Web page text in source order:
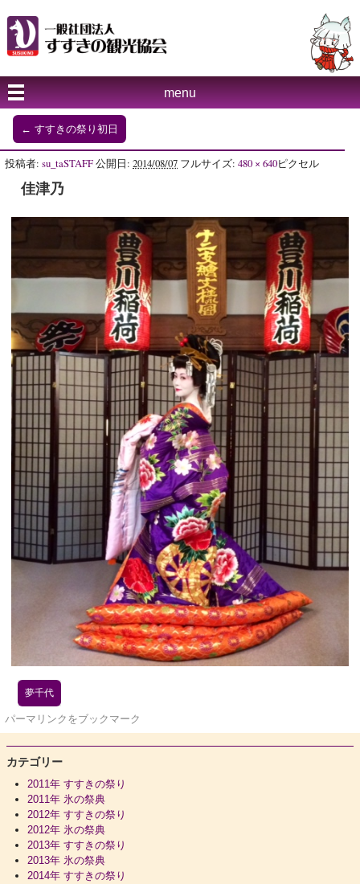
menu
← すすきの祭り初日
投稿者: su_taSTAFF公開日: 2014/08/07 フルサイズ:480 × 640ピクセル
佳津乃
夢千代
パーマリンク をブックマーク
カテゴリー
2011年 すすきの祭り
2011年 氷の祭典
2012年 すすきの祭り
2012年 氷の祭典
2013年 すすきの祭り
2013年 氷の祭典
2014年 すすきの祭り